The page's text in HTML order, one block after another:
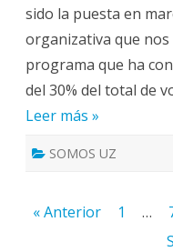
sido la puesta en
organizativa que
programa que ha
del 30% del total de
Leer más »
SOMOS UZ
Paginación
« Anterior 1 …